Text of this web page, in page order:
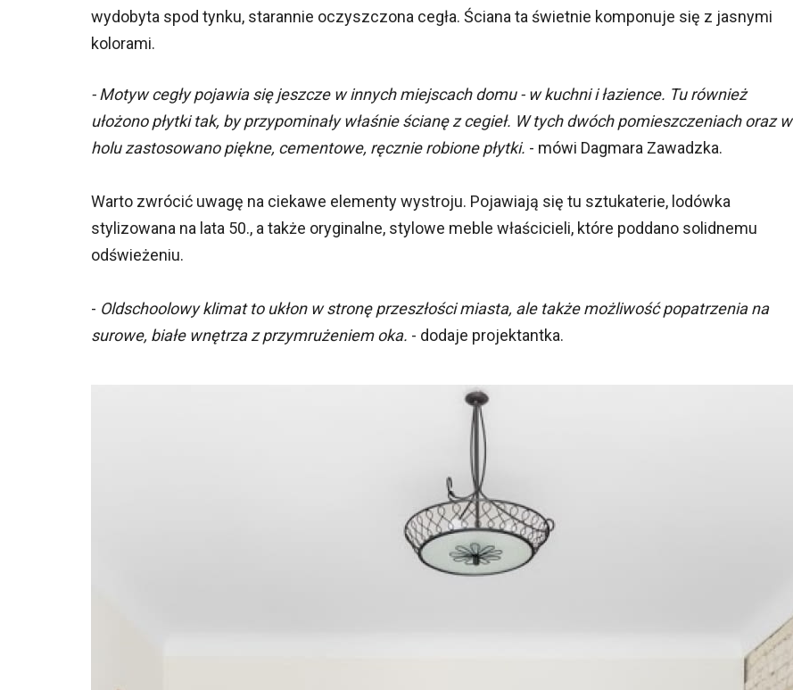
wydobyta spod tynku, starannie oczyszczona cegła. Ściana ta świetnie komponuje się z jasnymi
kolorami.
- Motyw cegły pojawia się jeszcze w innych miejscach domu - w kuchni i łazience. Tu również
ułożono płytki tak, by przypominały właśnie ścianę z cegieł. W tych dwóch pomieszczeniach oraz w
holu zastosowano piękne, cementowe, ręcznie robione płytki. - mówi Dagmara Zawadzka.
Warto zwrócić uwagę na ciekawe elementy wystroju. Pojawiają się tu sztukaterie, lodówka
stylizowana na lata 50., a także oryginalne, stylowe meble właścicieli, które poddano solidnemu
odświeżeniu.
- Oldschoolowy klimat to ukłon w stronę przeszłości miasta, ale także możliwość popatrzenia na
surowe, białe wnętrza z przymrużeniem oka. - dodaje projektantka.